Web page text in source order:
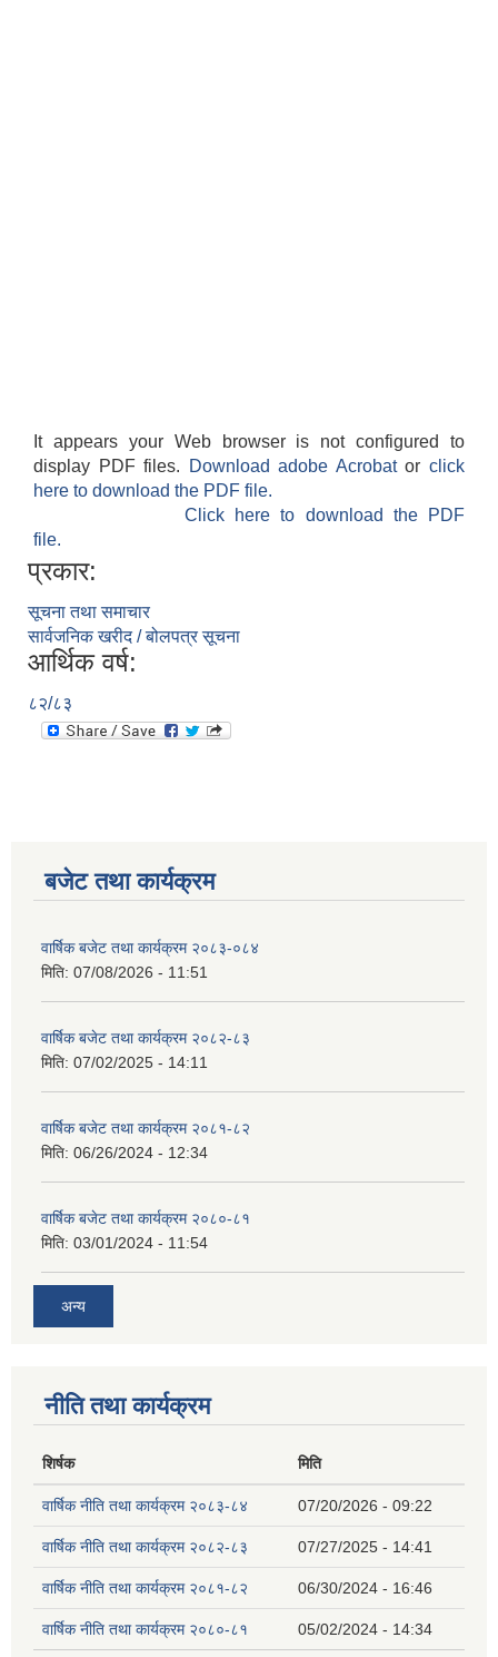
It appears your Web browser is not configured to
display PDF files.
Download adobe Acrobatorclick
here to download the PDF file.
Click here to download the PDF
file.
प्रकार:
सूचना तथा समाचार
सार्वजनिक खरीद / बोलपत्र सूचना
आर्थिक वर्ष:
८२/८३
बजेट तथा कार्यक्रम
वार्षिक बजेट तथा कार्यक्रम २०८३-०८४
मिति: 07/08/2026 - 11:51
वार्षिक बजेट तथा कार्यक्रम २०८२-८३
मिति: 07/02/2025 - 14:11
वार्षिक बजेट तथा कार्यक्रम २०८१-८२
मिति: 06/26/2024 - 12:34
वार्षिक बजेट तथा कार्यक्रम २०८०-८१
मिति: 03/01/2024 - 11:54
अन्य
नीति तथा कार्यक्रम
शिर्षक मिति
वार्षिक नीति तथा कार्यक्रम २०८३-८४ 07/20/2026 - 09:22
वार्षिक नीति तथा कार्यक्रम २०८२-८३ 07/27/2025 - 14:41
वार्षिक नीति तथा कार्यक्रम २०८१-८२ 06/30/2024 - 16:46
वार्षिक नीति तथा कार्यक्रम २०८०-८१ 05/02/2024 - 14:34